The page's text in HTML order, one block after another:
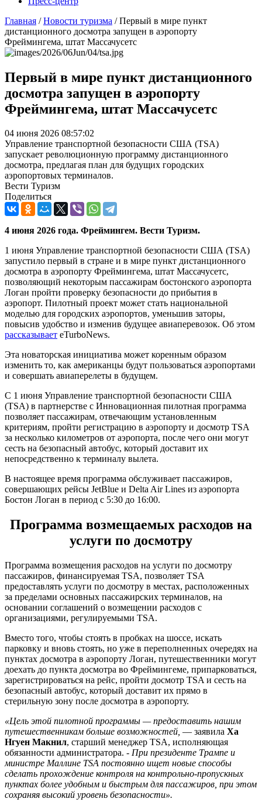
Главная /Новости туризма /Первый в мире пункт
дистанционного досмотра запущен в аэропорту
Фреймингема, штат Массачусетс
Первый в мире пункт дистанционного
досмотра запущен в аэропорту
Фреймингема, штат Массачусетс
04 июня 2026 08:57:02
Управление транспортной безопасности США (TSA)
запускает революционную программу дистанционного
досмотра, предлагая план для будущих городских
аэропортовых терминалов.
Вести Туризм
Поделиться
4 июня 2026 года. Фреймингем. Вести Туризм.
1 июня Управление транспортной безопасности США (TSA)
запустило первый в стране и в мире пункт дистанционного
досмотра в аэропорту Фреймингема, штат Массачусетс,
позволяющий некоторым пассажирам бостонского аэропорта
Логан пройти проверку безопасности до прибытия в
аэропорт. Пилотный проект может стать национальной
моделью для городских аэропортов, уменьшив заторы,
повысив удобство и изменив будущее авиаперевозок. Об этом
рассказывает eTurboNews.
Эта новаторская инициатива может коренным образом
изменить то, как американцы будут пользоваться аэропортами
и совершать авиаперелеты в будущем.
С 1 июня Управление транспортной безопасности США
(TSA) в партнерстве с Инновационная пилотная программа
позволяет пассажирам, отвечающим установленным
критериям, пройти регистрацию в аэропорту и досмотр TSA
за несколько километров от аэропорта, после чего они могут
сесть на безопасный автобус, который доставит их
непосредственно к терминалу вылета.
В настоящее время программа обслуживает пассажиров,
совершающих рейсы JetBlue и Delta Air Lines из аэропорта
Бостон Логан в период с 5:30 до 16:00.
Программа возмещаемых расходов на
услуги по досмотру
Программа возмещения расходов на услуги по досмотру
пассажиров, финансируемая TSA, позволяет TSA
предоставлять услуги по досмотру в местах, расположенных
за пределами основных пассажирских терминалов, на
основании соглашений о возмещении расходов с
организациями, регулируемыми TSA.
Вместо того, чтобы стоять в пробках на шоссе, искать
парковку и вновь стоять, но уже в переполненных очередях на
пунктах досмотра в аэропорту Логан, путешественники могут
доехать до пункта досмотра во Фреймингеме, припарковаться,
зарегистрироваться на рейс, пройти досмотр TSA и сесть на
безопасный автобус, который доставит их прямо в
стерильную зону после досмотра в аэропорту.
«Цель этой пилотной программы — предоставить нашим
путешественникам больше возможностей, — заявила Ха
Нгуен Макнил, старший менеджер TSA, исполняющая
обязанности администратора. - При президенте Трампе и
министре Маллине TSA постоянно ищет новые способы
сделать прохождение контроля на контрольно-пропускных
пунктах более удобным и быстрым для пассажиров, при этом
сохраняя высокий уровень безопасности».